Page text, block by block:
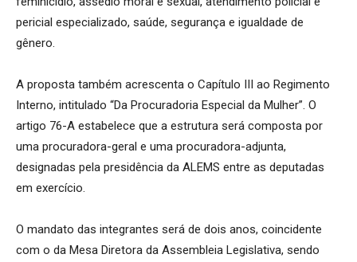
pericial especializado, saúde, segurança e igualdade de
gênero.
A proposta também acrescenta o Capítulo III ao Regimento
Interno, intitulado “Da Procuradoria Especial da Mulher”. O
artigo 76-A estabelece que a estrutura será composta por
uma procuradora-geral e uma procuradora-adjunta,
designadas pela presidência da ALEMS entre as deputadas
em exercício.
O mandato das integrantes será de dois anos, coincidente
com o da Mesa Diretora da Assembleia Legislativa, sendo